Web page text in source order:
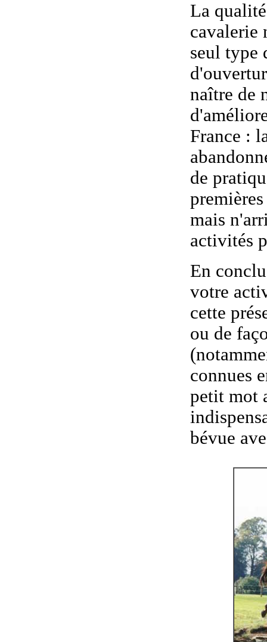
La
cavalerie
seul type
naître de
France :
de
mais
activités
En
votre
cette
ou de
connues
petit mot
bévue